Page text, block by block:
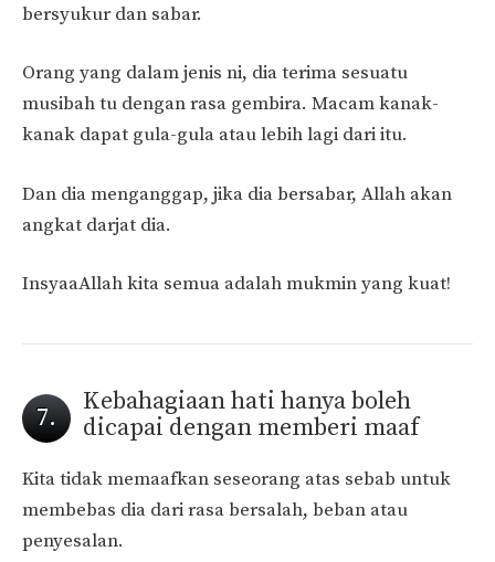
bersyukur dan sabar.
Orang yang dalam jenis ni, dia terima sesuatu
musibah tu dengan rasa gembira. Macam kanak-
kanak dapat gula-gula atau lebih lagi dari itu.
Dan dia menganggap, jika dia bersabar, Allah akan
angkat darjat dia.
InsyaaAllah kita semua adalah mukmin yang kuat!
7.
Kebahagiaan hati hanya boleh
dicapai dengan memberi maaf
Kita tidak memaafkan seseorang atas sebab untuk
membebas dia dari rasa bersalah, beban atau
penyesalan.